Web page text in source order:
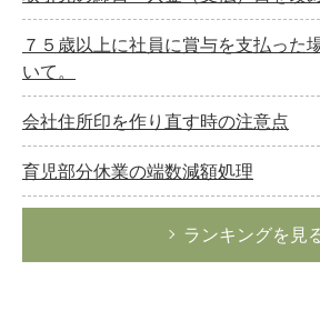
７５歳以上に社員に賞与を支払った
いて。
会社住所印を作り直す時の注意点
育児部分休業の端数減額処理
ランキングを見